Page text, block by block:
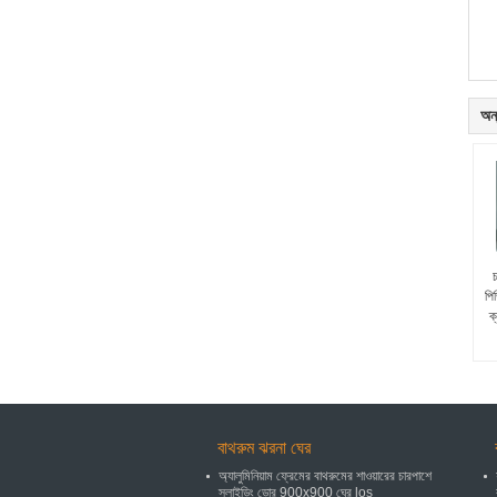
বাথরুম ঝরনা ঘের
অ্যালুমিনিয়াম ফ্রেমের বাথরুমের শাওয়ারের চারপাশে
স্লাইডিং ডোর 900x900 ঘের los